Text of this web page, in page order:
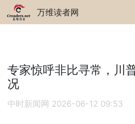
万维读者网
专家惊呼非比寻常，川
况
中时新闻网 2026-06-12 09:53